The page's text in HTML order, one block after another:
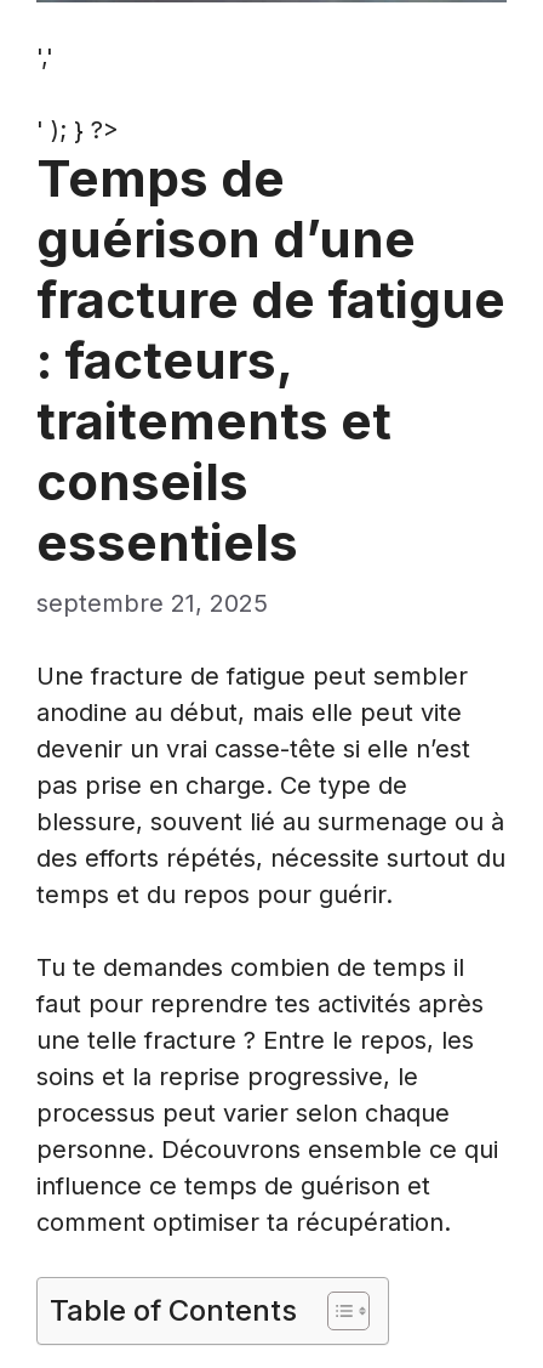
','
' ); } ?>
Temps de
guérison d’une
fracture de fatigue
: facteurs,
traitements et
conseils
essentiels
septembre 21, 2025
Une fracture de fatigue peut sembler
anodine au début, mais elle peut vite
devenir un vrai casse-tête si elle n’est
pas prise en charge. Ce type de
blessure, souvent lié au surmenage ou à
des efforts répétés, nécessite surtout du
temps et du repos pour guérir.
Tu te demandes combien de temps il
faut pour reprendre tes activités après
une telle fracture ? Entre le repos, les
soins et la reprise progressive, le
processus peut varier selon chaque
personne. Découvrons ensemble ce qui
influence ce temps de guérison et
comment optimiser ta récupération.
Table of Contents